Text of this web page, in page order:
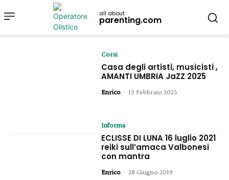
all about
parenting.com
Corsi
Casa degli artisti, musicisti ,
AMANTI UMBRIA JaZZ 2025
Enrico - 13 Febbraio 2025
Informa
ECLISSE DI LUNA 16 luglio 2021
reiki sull’amaca Valbonesi
con mantra
Enrico - 28 Giugno 2019